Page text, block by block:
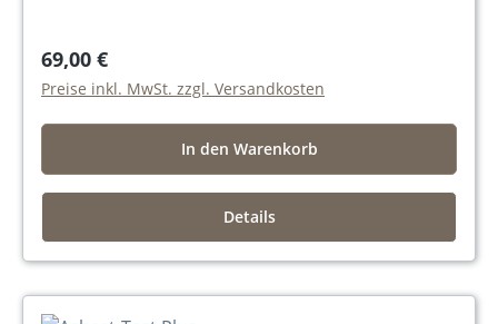
69,00 €
Preise inkl. MwSt. zzgl. Versandkosten
In den Warenkorb
Details